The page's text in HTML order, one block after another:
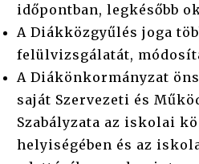
időpontban, legkésőbb
A Diákközgyűlés joga
felülvizsgálatát,
A Diákönkormányzat
saját Szervezeti és
Szabályzata az iskolai
helyiségében és az